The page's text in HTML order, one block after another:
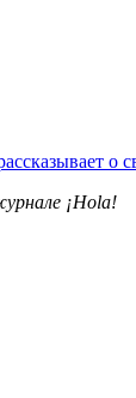
о
¡Hola!